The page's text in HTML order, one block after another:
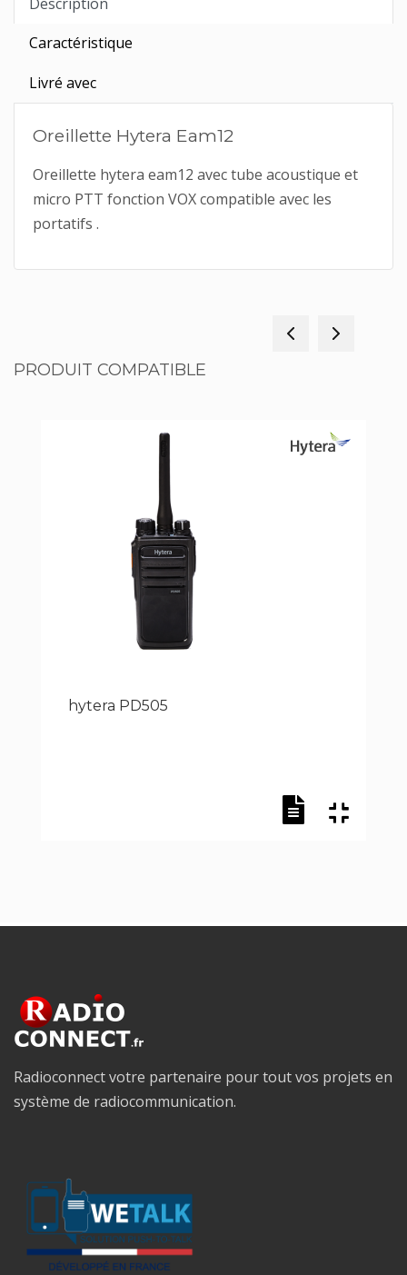
Caractéristique
Livré avec
Oreillette Hytera Eam12
Oreillette hytera eam12 avec tube acoustique et
micro PTT fonction VOX compatible avec les
portatifs .
PRODUIT COMPATIBLE
hytera PD505
Radioconnect votre partenaire pour tout vos projets en
système de radiocommunication.